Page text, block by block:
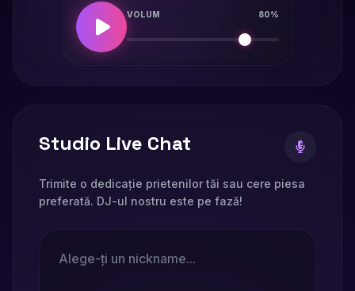
VOLUM 80%
Studio Live Chat
Trimite o dedicație prietenilor tăi sau cere piesa
preferată. DJ-ul nostru este pe fază!